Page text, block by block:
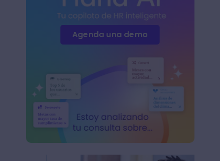
Agenda una demo